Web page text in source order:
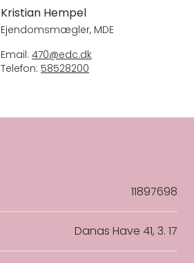
Kristian Hempel
Ejendomsmægler, MDE
Email: 470@edc.dk
Telefon: 58528200
11897698
Danas Have 41, 3. 17